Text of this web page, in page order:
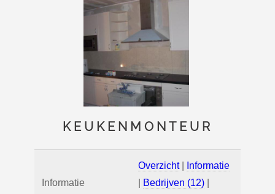
KEUKENMONTEUR
Informatie
Overzicht|
Informatie
Bedrijven (12)